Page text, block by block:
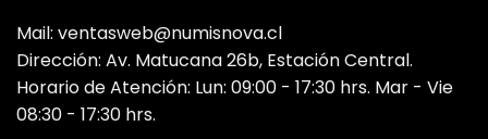
Mail: ventasweb@numisnova.cl
Dirección: Av. Matucana 26b, Estación Central.
Horario de Atención: Lun: 09:00 - 17:30 hrs. Mar - Vie
08:30 - 17:30 hrs.